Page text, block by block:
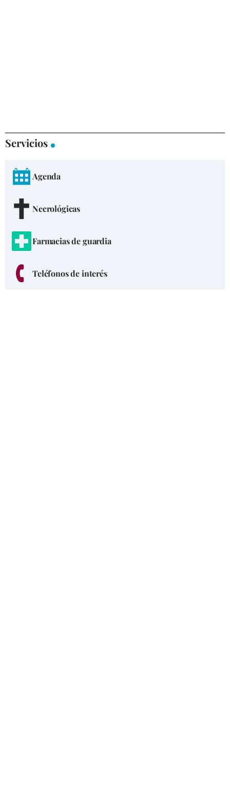
Servicios
Agenda
Necrológicas
Farmacias de guardia
Teléfonos de interés